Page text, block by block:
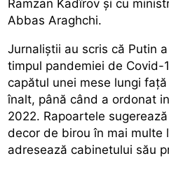
Ramzan Kadîrov și cu
Abbas Araghchi.
Jurnaliștii au scris că Putin
timpul pandemiei de Covid-
capătul unei mese lungi
înalt, până când a ordonat
2022. Rapoartele
decor de birou în mai multe
adresează cabinetului său